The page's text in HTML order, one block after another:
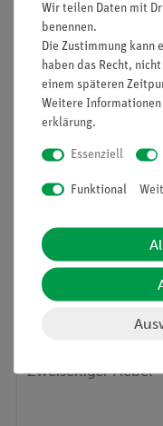
Potentielle Energie
Spannenergie mit
Cobra SMARTsense
326,20 €
Zweiseitiger Hebel
Wir teilen Daten mit
benennen.
Die Zustimmung
haben das Recht,
einem späteren
Weitere
erklärung.
Essenziell
Funktional